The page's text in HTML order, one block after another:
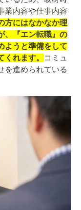
業内容や仕事内容
方にはなかなか理
、『エン転職』の
ようと準備をして
れます。
コミュ
を進められている